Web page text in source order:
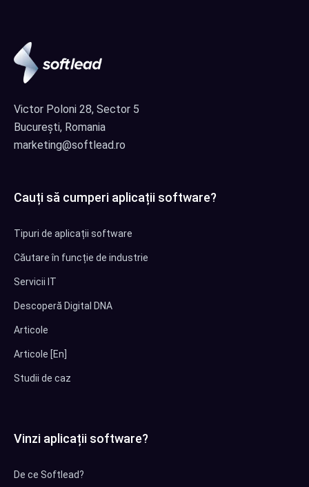
Victor Poloni 28, Sector 5
București, Romania
marketing@softlead.ro
Cauți să cumperi aplicații software?
Tipuri de aplicații software
Căutare în funcție de industrie
Servicii IT
Descoperă Digital DNA
Articole
Articole [En]
Studii de caz
Vinzi aplicații software?
De ce Softlead?